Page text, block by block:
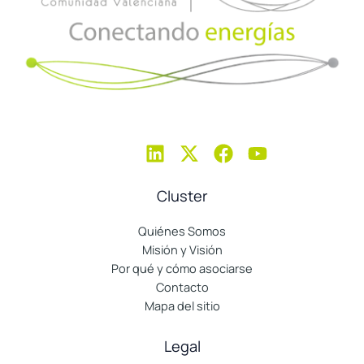
Cluster
Quiénes Somos
Misión y Visión
Por qué y cómo asociarse
Contacto
Mapa del sitio
Legal